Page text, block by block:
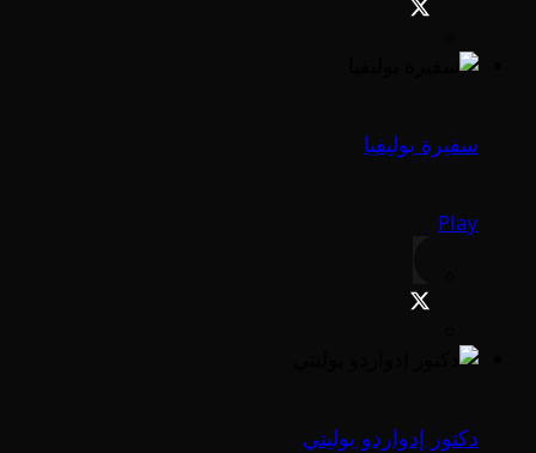
سفيرة بوليفيا
Play
دكتور إدواردو بوليتي